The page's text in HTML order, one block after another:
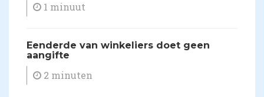
1 minuut
Eenderde van winkeliers doet geen
aangifte
2 minuten